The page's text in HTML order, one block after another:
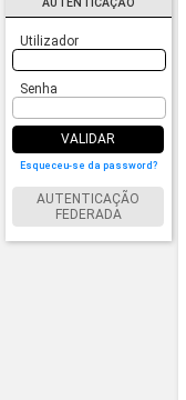
Utilizador
Senha
VALIDAR
Esqueceu-se da password?
AUTENTICAÇÃO
FEDERADA